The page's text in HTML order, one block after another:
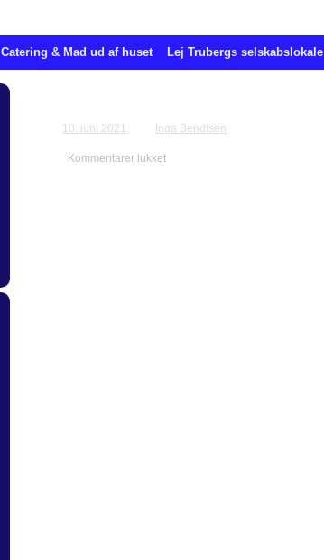
Catering & Mad ud af huset Lej Trubergs selskabslokale
10. juni 2021 Inga Bendtsen
Kommentarer lukket